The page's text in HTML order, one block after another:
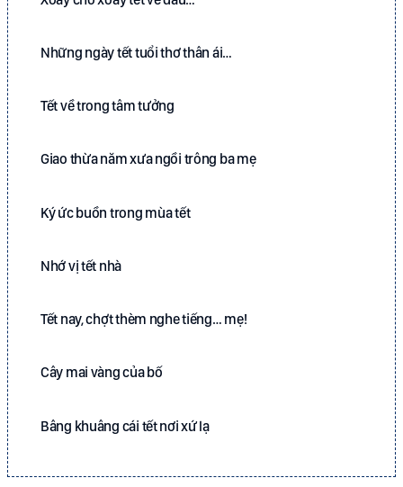
Những ngày tết tuổi thơ thân ái…
Tết về trong tâm tưởng
Giao thừa năm xưa ngồi trông ba mẹ
Ký ức buồn trong mùa tết
Nhớ vị tết nhà
Tết nay, chợt thèm nghe tiếng… mẹ!
Cây mai vàng của bố
Bâng khuâng cái tết nơi xứ lạ